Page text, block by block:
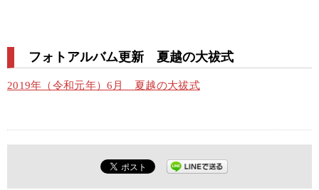
フォトアルバム更新 夏越の大祓式
2019年（令和元年）6月 夏越の大祓式